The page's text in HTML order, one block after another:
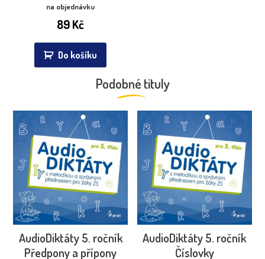
na objednávku
89Kč
Do košíku
Podobné tituly
AudioDiktáty 5. ročník
Předpony a přípony
AudioDiktáty 5. ročník
Číslovky